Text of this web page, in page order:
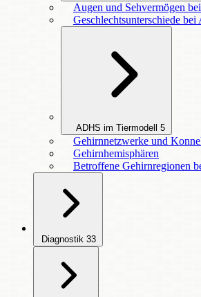
Augen und Sehvermögen
Geschlechtsunterschiede
ADHS im Tiermodell 5
Gehirnnetzwerke und
Gehirnhemisphären
Betroffene Gehirnregionen
Diagnostik 33